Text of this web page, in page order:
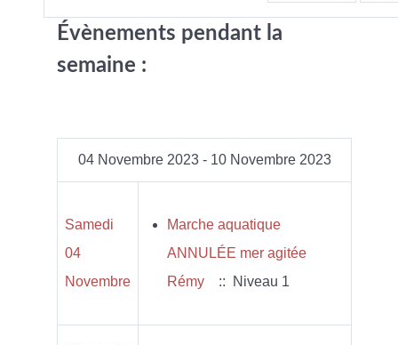
Évènements pendant la
semaine :
04 Novembre 2023 - 10 Novembre 2023
Samedi
04
Novembre
Marche aquatique
ANNULÉE mer agitée
Rémy
:: Niveau 1